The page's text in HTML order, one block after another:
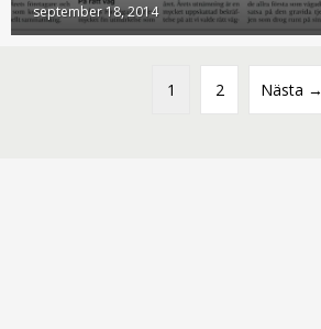
september 18, 2014
1 2 Nästa →